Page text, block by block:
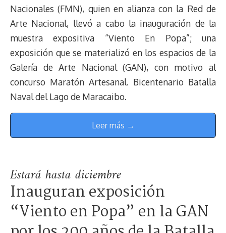
Nacionales (FMN), quien en alianza con la Red de
Arte Nacional, llevó a cabo la inauguración de la
muestra expositiva “Viento En Popa”; una
exposición que se materializó en los espacios de la
Galería de Arte Nacional (GAN), con motivo al
concurso Maratón Artesanal. Bicentenario Batalla
Naval del Lago de Maracaibo.
Leer más →
Estará hasta diciembre
Inauguran exposición
“Viento en Popa” en la GAN